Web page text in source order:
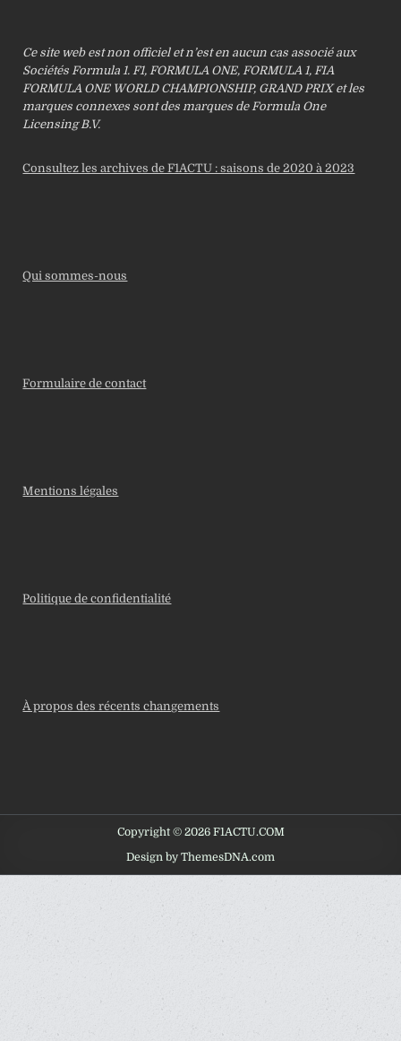
Ce site web est non officiel et n’est en aucun cas associé aux
Sociétés Formula 1. F1, FORMULA ONE, FORMULA 1, FIA
FORMULA ONE WORLD CHAMPIONSHIP, GRAND PRIX et les
marques connexes sont des marques de Formula One
Licensing B.V.
Consultez les archives de F1ACTU : saisons de 2020 à 2023
Qui sommes-nous
Formulaire de contact
Mentions légales
Politique de confidentialité
À propos des récents changements
Copyright © 2026 F1ACTU.COM
Design by ThemesDNA.com